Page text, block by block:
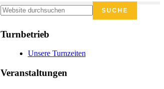
Seitenspalte
Website
durchsuchen
Turnbetrieb
Unsere Turnzeiten
Veranstaltungen